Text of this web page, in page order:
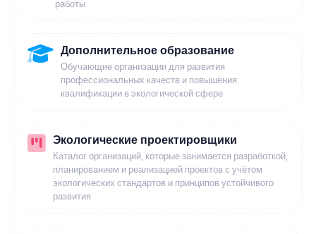
работы
Дополнительное образование
Обучающие организации для развития
профессиональных качеств и повышения
квалификации в экологической сфере
Экологические проектировщики
Каталог организаций, которые занимается разработкой,
планированием и реализацией проектов с учётом
экологических стандартов и принципов устойчивого
развития